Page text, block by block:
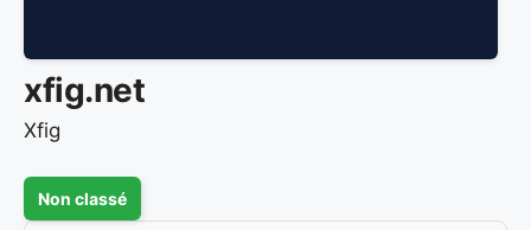
xfig.net
Xfig
Non classé